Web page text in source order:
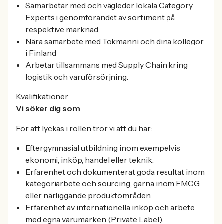
Samarbetar med och vägleder lokala Category
Experts i genomförandet av sortiment på
respektive marknad.
Nära samarbete med Tokmanni och dina kollegor
i Finland
Arbetar tillsammans med Supply Chain kring
logistik och varuförsörjning.
Kvalifikationer
Vi söker dig som
För att lyckas i rollen tror vi att du har:
Eftergymnasial utbildning inom exempelvis
ekonomi, inköp, handel eller teknik.
Erfarenhet och dokumenterat goda resultat inom
kategoriarbete och sourcing, gärna inom FMCG
eller närliggande produktområden.
Erfarenhet av internationella inköp och arbete
med egna varumärken (Private Label).